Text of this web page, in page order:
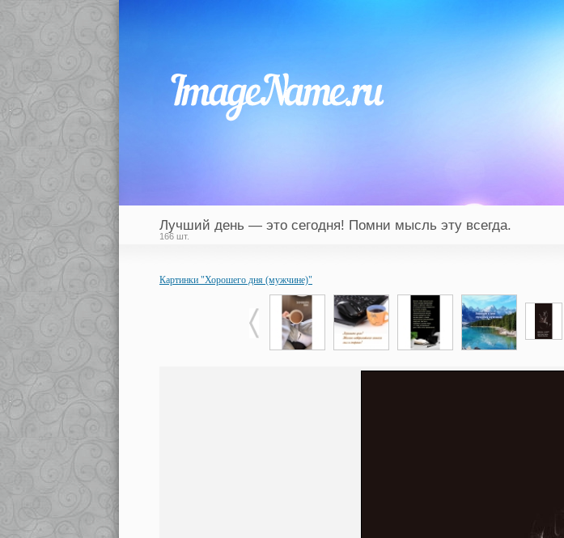
Лучший день — это сегодня! Помни мысль эту всегда.
166 шт.
Картинки "Хорошего дня (мужчине)"